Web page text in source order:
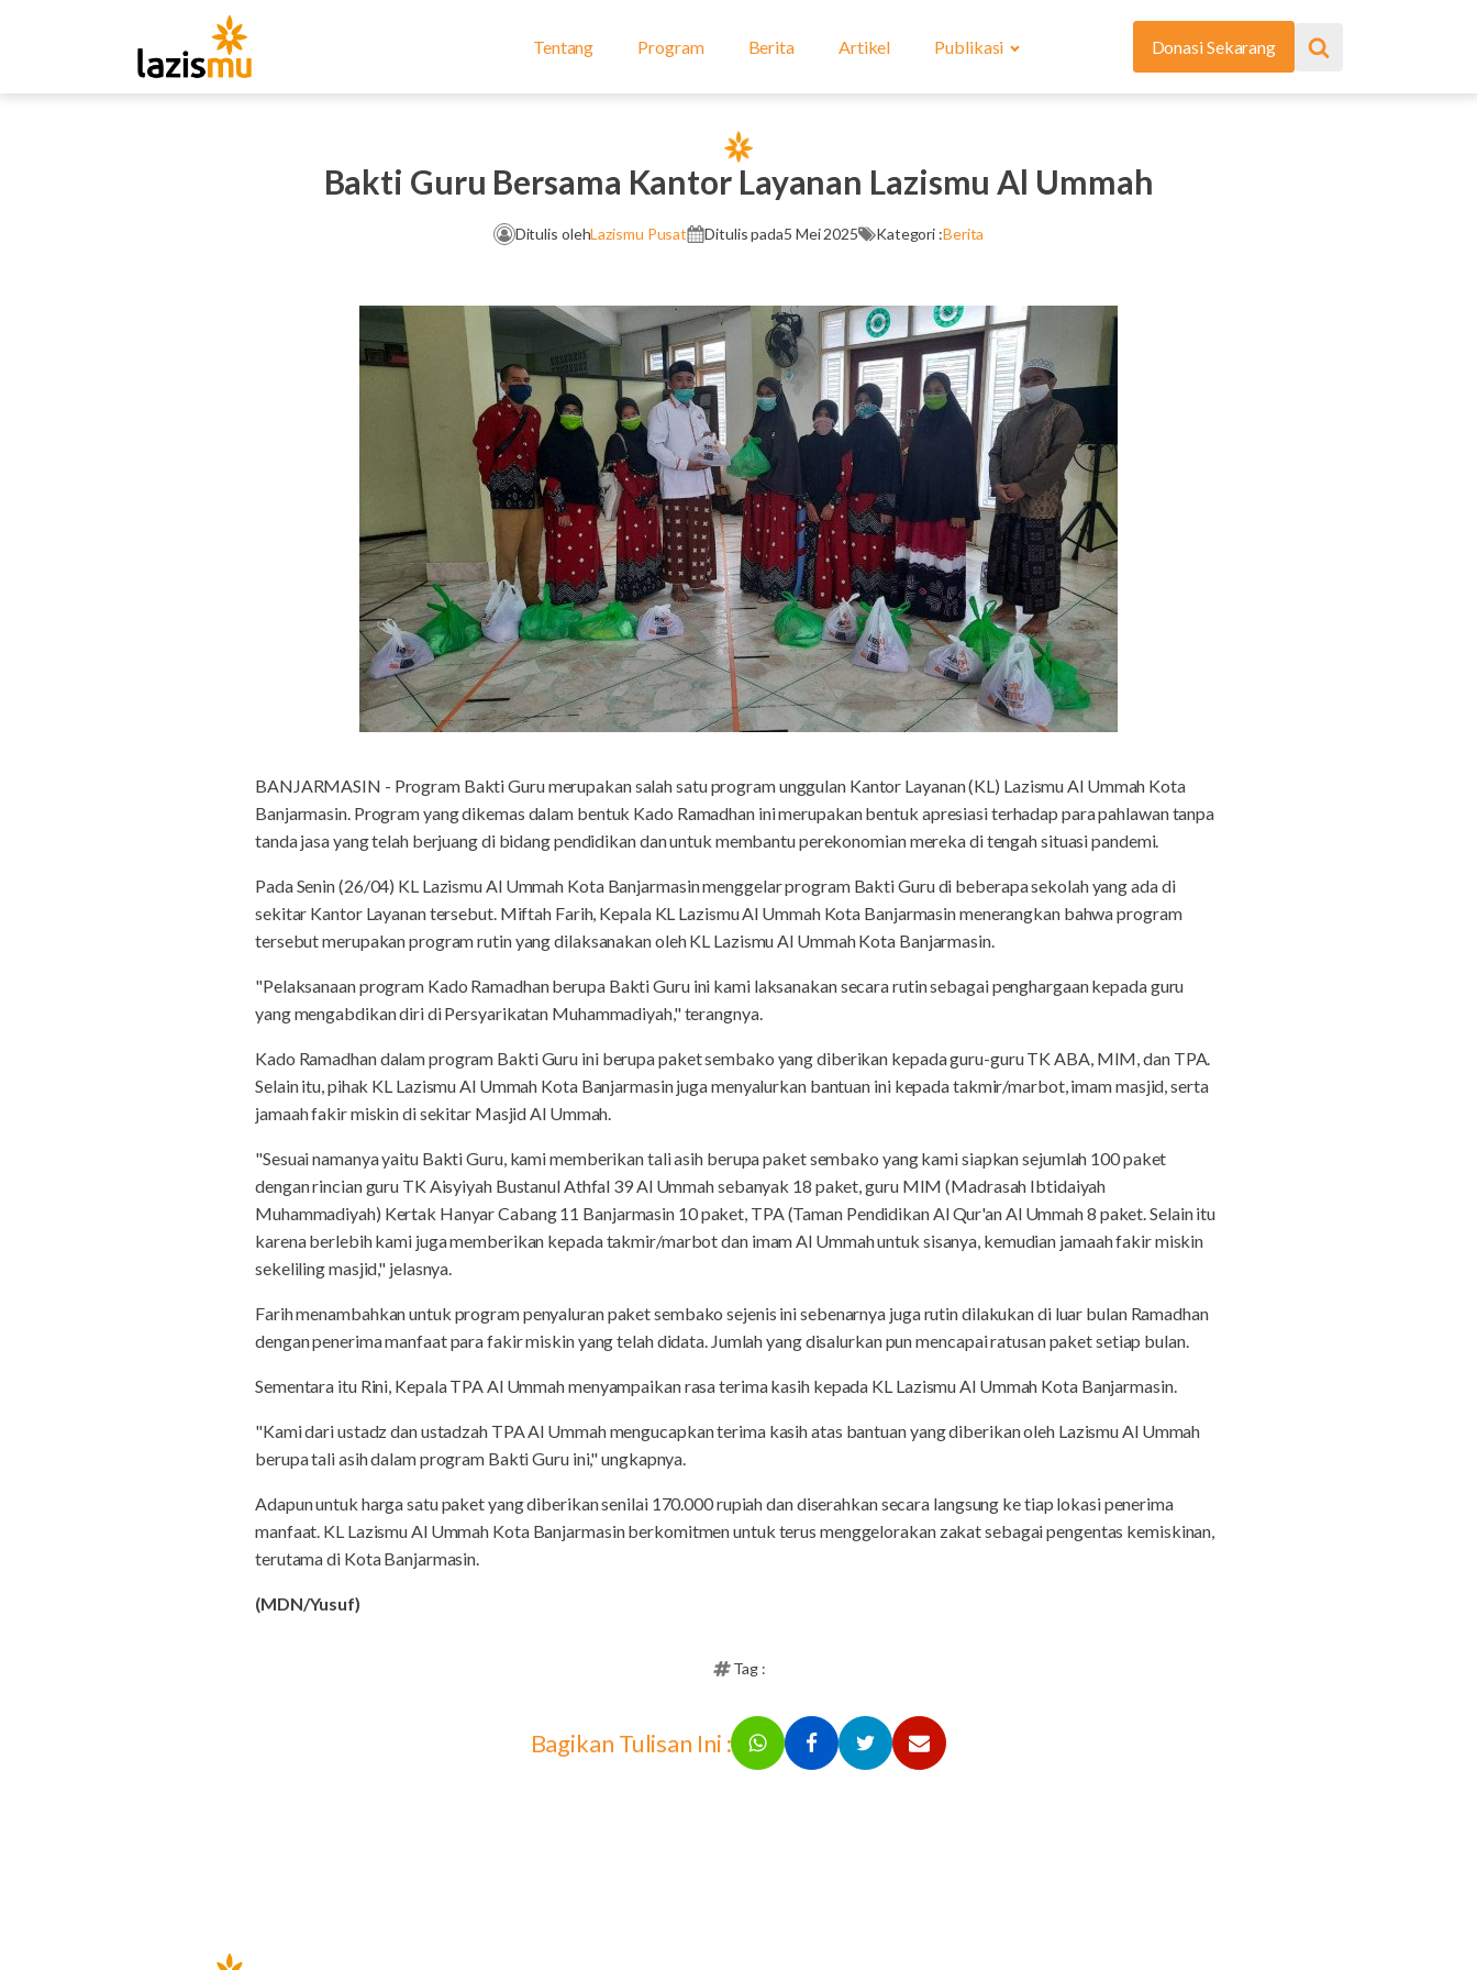
Tentang Program Berita Artikel Publikasi Donasi Sekarang
Bakti Guru Bersama Kantor Layanan Lazismu Al Ummah
Ditulis olehLazismu Pusat Ditulis pada5 Mei 2025 Kategori :Berita
BANJARMASIN - Program Bakti Guru merupakan salah satu program unggulan Kantor Layanan (KL) Lazismu Al Ummah Kota
Banjarmasin. Program yang dikemas dalam bentuk Kado Ramadhan ini merupakan bentuk apresiasi terhadap para pahlawan tanpa
tanda jasa yang telah berjuang di bidang pendidikan dan untuk membantu perekonomian mereka di tengah situasi pandemi.
Pada Senin (26/04) KL Lazismu Al Ummah Kota Banjarmasin menggelar program Bakti Guru di beberapa sekolah yang ada di
sekitar Kantor Layanan tersebut. Miftah Farih, Kepala KL Lazismu Al Ummah Kota Banjarmasin menerangkan bahwa program
tersebut merupakan program rutin yang dilaksanakan oleh KL Lazismu Al Ummah Kota Banjarmasin.
"Pelaksanaan program Kado Ramadhan berupa Bakti Guru ini kami laksanakan secara rutin sebagai penghargaan kepada guru
yang mengabdikan diri di Persyarikatan Muhammadiyah," terangnya.
Kado Ramadhan dalam program Bakti Guru ini berupa paket sembako yang diberikan kepada guru-guru TK ABA, MIM, dan TPA.
Selain itu, pihak KL Lazismu Al Ummah Kota Banjarmasin juga menyalurkan bantuan ini kepada takmir/marbot, imam masjid, serta
jamaah fakir miskin di sekitar Masjid Al Ummah.
"Sesuai namanya yaitu Bakti Guru, kami memberikan tali asih berupa paket sembako yang kami siapkan sejumlah 100 paket
dengan rincian guru TK Aisyiyah Bustanul Athfal 39 Al Ummah sebanyak 18 paket, guru MIM (Madrasah Ibtidaiyah
Muhammadiyah) Kertak Hanyar Cabang 11 Banjarmasin 10 paket, TPA (Taman Pendidikan Al Qur'an Al Ummah 8 paket. Selain itu
karena berlebih kami juga memberikan kepada takmir/marbot dan imam Al Ummah untuk sisanya, kemudian jamaah fakir miskin
sekeliling masjid," jelasnya.
Farih menambahkan untuk program penyaluran paket sembako sejenis ini sebenarnya juga rutin dilakukan di luar bulan Ramadhan
dengan penerima manfaat para fakir miskin yang telah didata. Jumlah yang disalurkan pun mencapai ratusan paket setiap bulan.
Sementara itu Rini, Kepala TPA Al Ummah menyampaikan rasa terima kasih kepada KL Lazismu Al Ummah Kota Banjarmasin.
"Kami dari ustadz dan ustadzah TPA Al Ummah mengucapkan terima kasih atas bantuan yang diberikan oleh Lazismu Al Ummah
berupa tali asih dalam program Bakti Guru ini," ungkapnya.
Adapun untuk harga satu paket yang diberikan senilai 170.000 rupiah dan diserahkan secara langsung ke tiap lokasi penerima
manfaat. KL Lazismu Al Ummah Kota Banjarmasin berkomitmen untuk terus menggelorakan zakat sebagai pengentas kemiskinan,
terutama di Kota Banjarmasin.
(MDN/Yusuf)
Tag :
Bagikan Tulisan Ini :